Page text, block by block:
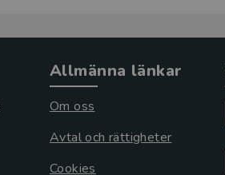
Allmänna länkar
Om oss
Avtal och rättigheter
Cookies